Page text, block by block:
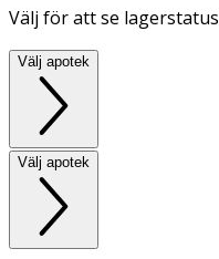
Välj för att se lagerstatus
Välj apotek
Välj apotek